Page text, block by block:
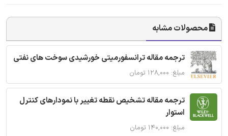
محصولات مشابه
ترجمه مقاله ترانسفورمیتی خورشیدی سوخت های نفتی
مبلغ: ۱۲۸,۰۰۰ تومان
ترجمه مقاله تشخیص نقطه تغییر با نمودارهای کنترل
استوار
مبلغ: ۱۴۰,۰۰۰ تومان